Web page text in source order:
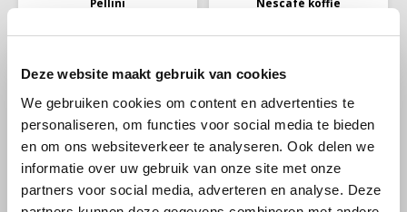
Deze website maakt gebruik van cookies
We gebruiken cookies om content en advertenties te
personaliseren, om functies voor social media te bieden
en om ons websiteverkeer te analyseren. Ook delen we
informatie over uw gebruik van onze site met onze
partners voor social media, adverteren en analyse. Deze
aroma 100% arabica
Koffie met een volle,
harmonieuze smaak die een
traditionele Italiaanse
espresso van superieure
geperfectioneerd voor
barservice, ontworpen om
€16,49
10 cups
Start jou ochtend met deze
heerlijke koffie met intensiteit
5. Een zachte lungo gevuld
met zoete biscuit en
-25% -25%